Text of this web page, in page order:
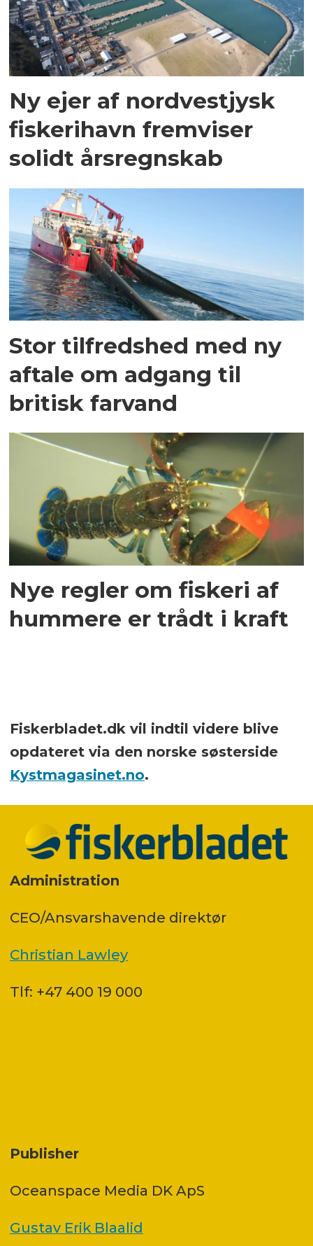
Ny ejer af nordvestjysk
fiskerihavn fremviser
solidt årsregnskab
Stor tilfredshed med ny
aftale om adgang til
britisk farvand
Nye regler om fiskeri af
hummere er trådt i kraft
Fiskerbladet.dk vil indtil videre blive
opdateret via den norske søsterside
Kystmagasinet.no.
Administration
CEO/Ansvarshavende direktør
Christian Lawley
Tlf: +47 400 19 000
Publisher
Oceanspace Media DK ApS
Gustav Erik Blaalid